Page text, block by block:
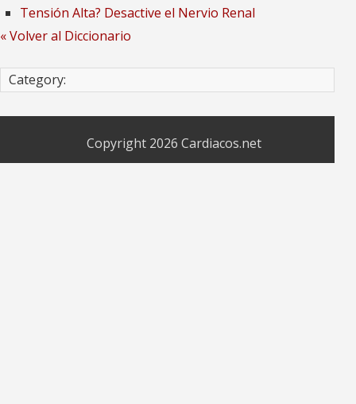
Tensión Alta? Desactive el Nervio Renal
« Volver al Diccionario
Category:
Copyright 2026 Cardiacos.net